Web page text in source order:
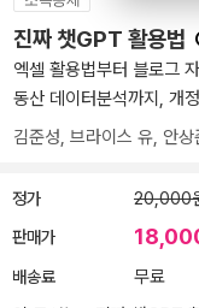
진짜 챗GPT 활용법
엑셀 활용법부터 블로그
동산 데이터분석까지, 개
김준성, 브라이스 유, 안상
정가 20,000
판매가
배송료
무료